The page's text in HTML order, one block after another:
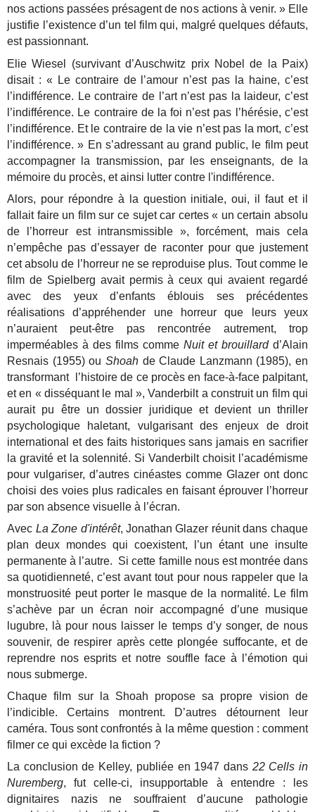
nos actions passées présagent de nos actions à venir. » Elle
justifie l’existence d’un tel film qui, malgré quelques défauts,
est passionnant.
Elie Wiesel (survivant d’Auschwitz prix Nobel de la Paix)
disait : « Le contraire de l’amour n’est pas la haine, c’est
l’indifférence. Le contraire de l’art n’est pas la laideur, c’est
l’indifférence. Le contraire de la foi n’est pas l’hérésie, c’est
l’indifférence. Et le contraire de la vie n’est pas la mort, c’est
l’indifférence. » En s’adressant au grand public, le film peut
accompagner la transmission, par les enseignants, de la
mémoire du procès, et ainsi lutter contre l'indifférence.
Alors, pour répondre à la question initiale, oui, il faut et il
fallait faire un film sur ce sujet car certes « un certain absolu
de l’horreur est intransmissible », forcément, mais cela
n’empêche pas d’essayer de raconter pour que justement
cet absolu de l’horreur ne se reproduise plus. Tout comme le
film de Spielberg avait permis à ceux qui avaient regardé
avec des yeux d’enfants éblouis ses précédentes
réalisations d’appréhender une horreur que leurs yeux
n’auraient peut-être pas rencontrée autrement, trop
imperméables à des films comme Nuit et brouillardd’Alain
Resnais (1955) ou Shoahde Claude Lanzmann (1985), en
transformant l’histoire de ce procès en face-à-face palpitant,
et en « disséquant le mal », Vanderbilt a construit un film qui
aurait pu être un dossier juridique et devient un thriller
psychologique haletant, vulgarisant des enjeux de droit
international et des faits historiques sans jamais en sacrifier
la gravité et la solennité. Si Vanderbilt choisit l’académisme
pour vulgariser, d’autres cinéastes comme Glazer ont donc
choisi des voies plus radicales en faisant éprouver l’horreur
par son absence visuelle à l’écran.
Avec La Zone d'intérêt, Jonathan Glazer réunit dans chaque
plan deux mondes qui coexistent, l’un étant une insulte
permanente à l’autre. Si cette famille nous est montrée dans
sa quotidienneté, c’est avant tout pour nous rappeler que la
monstruosité peut porter le masque de la normalité. Le film
s’achève par un écran noir accompagné d’une musique
lugubre, là pour nous laisser le temps d’y songer, de nous
souvenir, de respirer après cette plongée suffocante, et de
reprendre nos esprits et notre souffle face à l’émotion qui
nous submerge.
Chaque film sur la Shoah propose sa propre vision de
l’indicible. Certains montrent. D’autres détournent leur
caméra. Tous sont confrontés à la même question : comment
filmer ce qui excède la fiction ?
La conclusion de Kelley, publiée en 1947 dans 22 Cells in
Nuremberg, fut celle-ci, insupportable à entendre : les
dignitaires nazis ne souffraient d’aucune pathologie